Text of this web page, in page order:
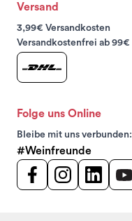
Versand
3,99€ Versandkosten
Versandkostenfrei ab 99€
Folge uns Online
Bleibe mit uns verbunden:
#Weinfreunde